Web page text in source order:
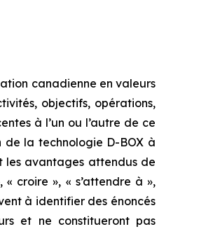
canadienne en valeurs
objectifs, opérations,
à l’un ou l’autre de ce
de la technologie D-BOX à
les avantages attendus de
croire », « s’attendre à »,
à identifier des énoncés
et ne constitueront pas